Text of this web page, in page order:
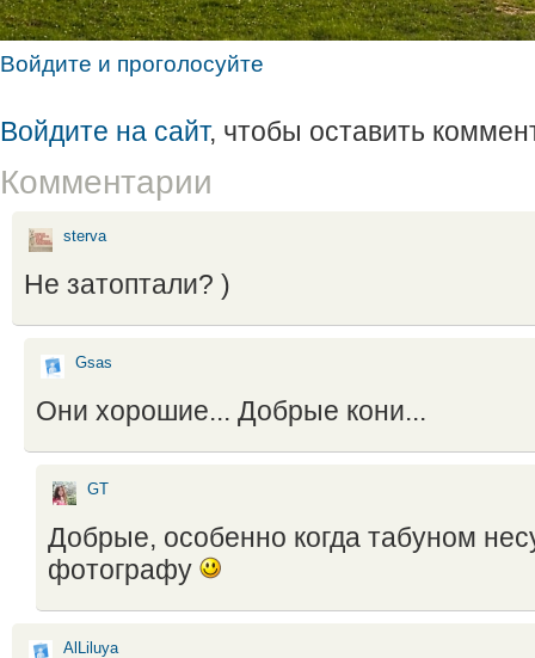
Войдите и проголосуйте
Войдите на сайт, чтобы оставить
Комментарии
sterva
Не затоптали? )
Gsas
Они хорошие... Добрые кони...
GT
Добрые, особенно когда табуном
фотографу
AlLiluya